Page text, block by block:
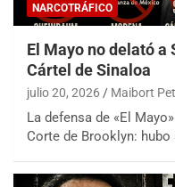
NARCOTRÁFICO
El Mayo no delató a
Cártel de Sinaloa
julio 20, 2026 Maibort
La defensa de «El
Corte de Brooklyn: hubo